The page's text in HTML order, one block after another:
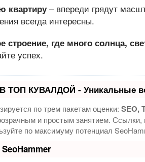
квартиру– впереди грядут
всегда интересны.
строение, где много солнца,
успех.
ТОП КУВАЛДОЙ - Уникальные
по трем пакетам оценки: SEO,
и простым занятием.
по максимуму потенциал